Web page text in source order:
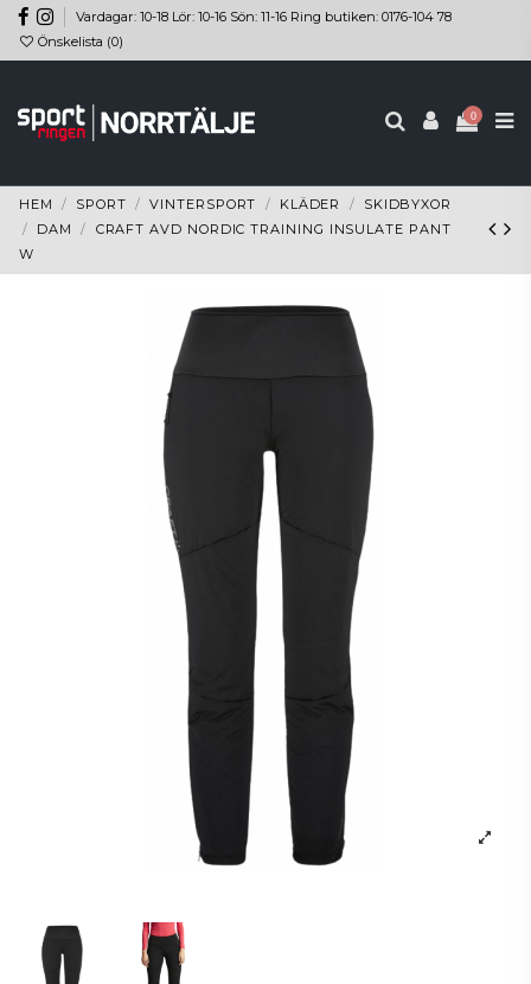
Vardagar: 10-18 Lör: 10-16 Sön: 11-16 Ring butiken: 0176-104 78
Önskelista (0)
0
HEM SPORT VINTERSPORT KLÄDER
SKIDBYXOR
DAM
CRAFT AVD NORDIC TRAINING INSULATE PANT
W